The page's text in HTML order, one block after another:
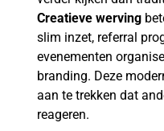
Creatieve werving
slim inzet, referral
evenementen
branding. Deze
aan te trekken dat
reageren.